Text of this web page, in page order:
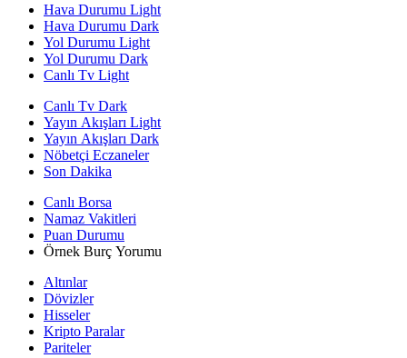
Hava Durumu Light
Hava Durumu Dark
Yol Durumu Light
Yol Durumu Dark
Canlı Tv Light
Canlı Tv Dark
Yayın Akışları Light
Yayın Akışları Dark
Nöbetçi Eczaneler
Son Dakika
Canlı Borsa
Namaz Vakitleri
Puan Durumu
Örnek Burç Yorumu
Altınlar
Dövizler
Hisseler
Kripto Paralar
Pariteler